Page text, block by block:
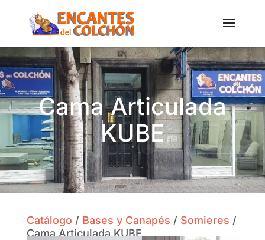
Cama Articulada
KUBE
Catálogo / Bases y Canapés / Somieres /
Cama Articulada KUBE